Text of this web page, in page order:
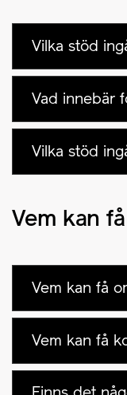
Vilka stöd
Vad innebär
Vilka stöd
Vem kan
Vem kan få
Vem kan få